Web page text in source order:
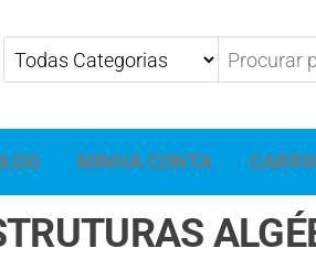
MINHA CONTA